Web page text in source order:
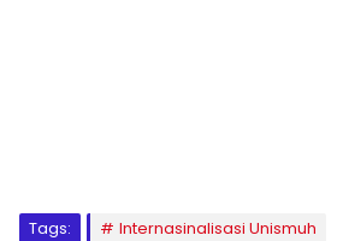
Tags:
Internasinalisasi Unismuh